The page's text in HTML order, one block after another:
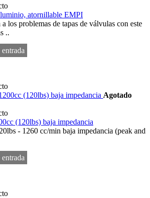
atornillable EMPI
los problemas de tapas de válvulas con este
..
Agotado
(120lbs) baja impedancia
- 1260 cc/min baja impedancia (peak and